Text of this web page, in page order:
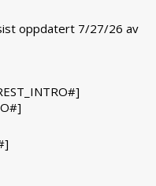
oppdatert 7/27/26 av